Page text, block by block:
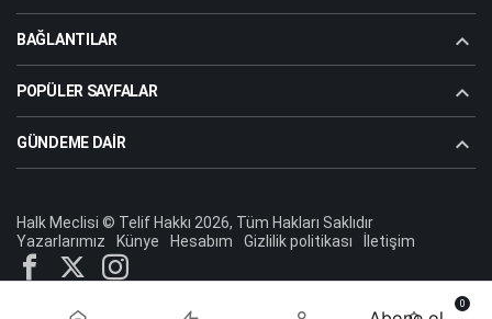
BAĞLANTILAR
POPÜLER SAYFALAR
GÜNDEME DAIR
Halk Meclisi © Telif Hakkı 2026, Tüm Hakları Saklıdır
Yazarlarımız
Künye Hesabım Gizlilik politikası İletişim
0